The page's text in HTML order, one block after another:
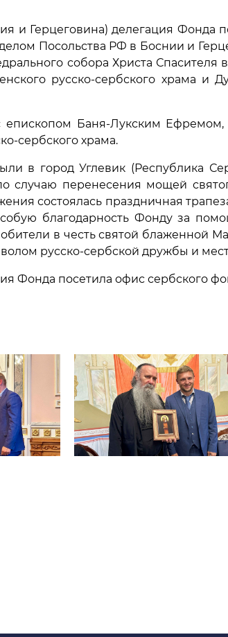
и Герцеговина) делегация Фонда
Посольства РФ в Боснии и
собора Христа
русско-сербского храма и
епископом Баня-Лукским
сербского храма.
в город Углевик (Республика
случаю перенесения мощей
состоялась праздничная
благодарность Фонду за
в честь святой блаженной
русско-сербской дружбы и
Фонда посетила офис сербского